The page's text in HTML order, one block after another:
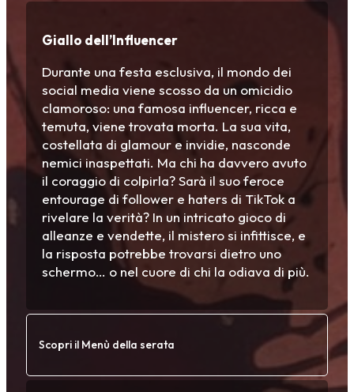
Giallo dell’Influencer
Durante una festa esclusiva, il mondo dei
social media viene scosso da un omicidio
clamoroso: una famosa influencer, ricca e
temuta, viene trovata morta. La sua vita,
costellata di glamour e invidie, nasconde
nemici inaspettati. Ma chi ha davvero avuto
il coraggio di colpirla? Sarà il suo feroce
entourage di follower e haters di TikTok a
rivelare la verità? In un intricato gioco di
alleanze e vendette, il mistero si infittisce, e
la risposta potrebbe trovarsi dietro uno
schermo… o nel cuore di chi la odiava di più.
Scopri il Menù della serata